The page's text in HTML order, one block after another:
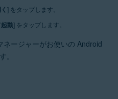
] をタップします。
動] をタップします。
ネージャーがお使いの Android
。